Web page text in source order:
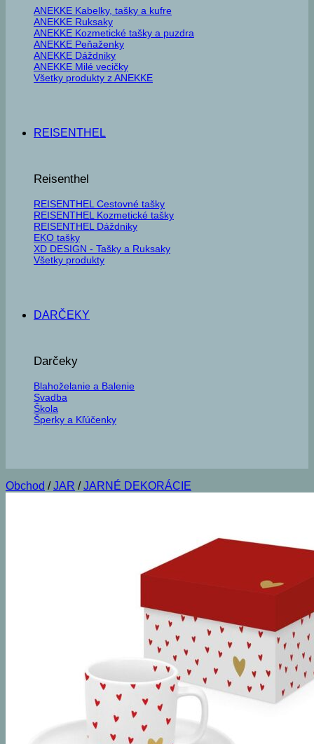
ANEKKE Kabelky, tašky a kufre
ANEKKE Ruksaky
ANEKKE Kozmetické tašky a puzdra
ANEKKE Peňaženky
ANEKKE Dáždniky
ANEKKE Milé vecičky
Všetky produkty z ANEKKE
REISENTHEL
Reisenthel
REISENTHEL Cestovné tašky
REISENTHEL Kozmetické tašky
REISENTHEL Dáždniky
EKO tašky
XD DESIGN - Tašky a Ruksaky
Všetky produkty
DARČEKY
Darčeky
Blahoželanie a Balenie
Svadba
Škola
Šperky a Kľúčenky
Obchod / JAR / JARNÉ DEKORÁCIE